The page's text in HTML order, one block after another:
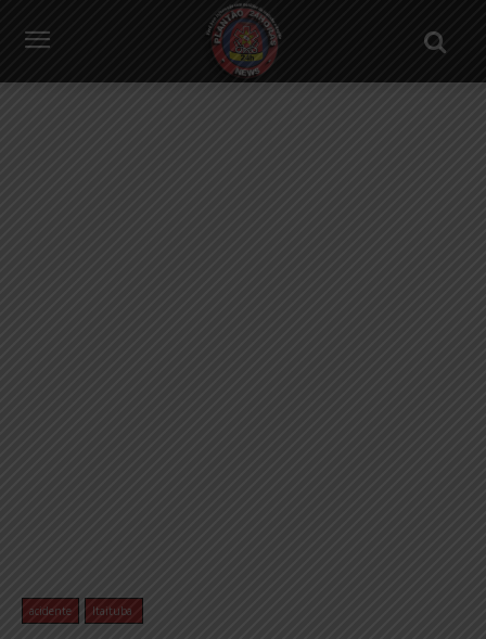
acidente Itaituba